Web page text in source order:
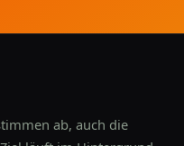
ab, auch die